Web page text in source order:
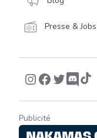
Presse & Jobs
Publicité